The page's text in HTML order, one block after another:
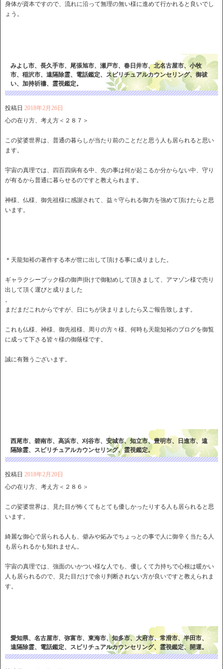
身体が資本ですので、流れに沿って無理の無い様に進めて行かれると良いでし
ょう。
みよし市、長久手市、尾張旭市、瀬戸市、春日井市、北名古屋市、小牧
市、稲沢市、遠隔除霊、電話鑑定、スピリチュアルカウンセリング、御祓
い、加持祈禱、霊視鑑定。
投稿日 2018年2月26日
心の在り方、考え方＜２８７＞
この娑婆世界は、普通の暮らしが当たり前のことだと思う人も居られると思い
ます。
宇宙の真理では、四百四病有る中、先の事は何が起こるか分からない中、守り
が有るから普通に暮らせるのですと教えられます。
神様、仏様、御先祖様に感謝されて、益々守られる御力を強めて頂けたらと思
います。
＊天龍知裕の著作する本が世に出して頂ける事に成りました。
ギャラクシーブック様の御声掛けで御勧めして頂きまして、アマゾン様で売り
出して頂く運びと成りました
。
まだまだこれからですが、日にちが決まりましたら又ご報告致します。
これも仏様、神様、御先祖様、周りの方々様、何時も天龍知裕のブログを御覧
に成って下さる皆々様の御蔭様です。
誠に有難うございます。
西尾市、碧南市、高浜市、刈谷市、安城市、知立市、豊明市、日進市、遠
隔除霊、スピリチュアルカウンセリング、霊視鑑定。
投稿日 2018年2月20日
心の在り方、考え方＜２８６＞
この娑婆世界は、見た目が怖くてもとても優しかったりする人も居られると思
います。
綺麗な御心で居られる人も、僻みや妬みでちょっとの事で人に御辛く当たる人
も居られるかも知れません。
宇宙の真理では、強面のいかつい様な人でも、優しくて力持ちで心根は暖かい
人も居られるので、見た目だけで余り判断されない方が良いですと教えられま
す。
愛知県、名古屋市、弥富市、東海市、知多市、大府市、常滑市、半田市、
遠隔除霊、電話鑑定、スピリチュアルカウンセリング、霊視鑑定、開運。